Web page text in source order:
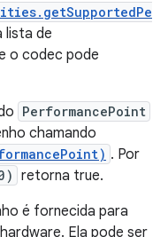
lista de
o codec pode
PerformancePoint
chamando
. Por
retorna true.
é fornecida para
Ela pode ser